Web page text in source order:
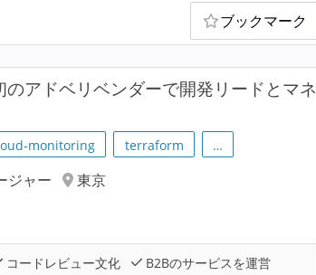
ブックマーク
のアドベリベンダーで開発リードとマネ
monitoring terraform …
ジャー
東京
コードレビュー文化
B2Bのサービスを運営